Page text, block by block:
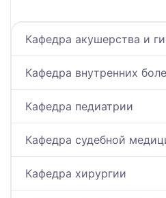
Кафедра акушерства и
Кафедра внутренних
Кафедра педиатрии
Кафедра судебной
Кафедра хирургии